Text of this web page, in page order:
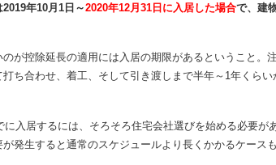
年10月1日～2020年12月31日に入居した場合で、建
のが控除延長の適用には入居の期限があるということ。
ち合わせ、着工、そして引き渡しまで半年～1年くら
に入居するには、そろそろ住宅会社選びを始める必要が
が発生すると通常のスケジュールより長くかかるケース